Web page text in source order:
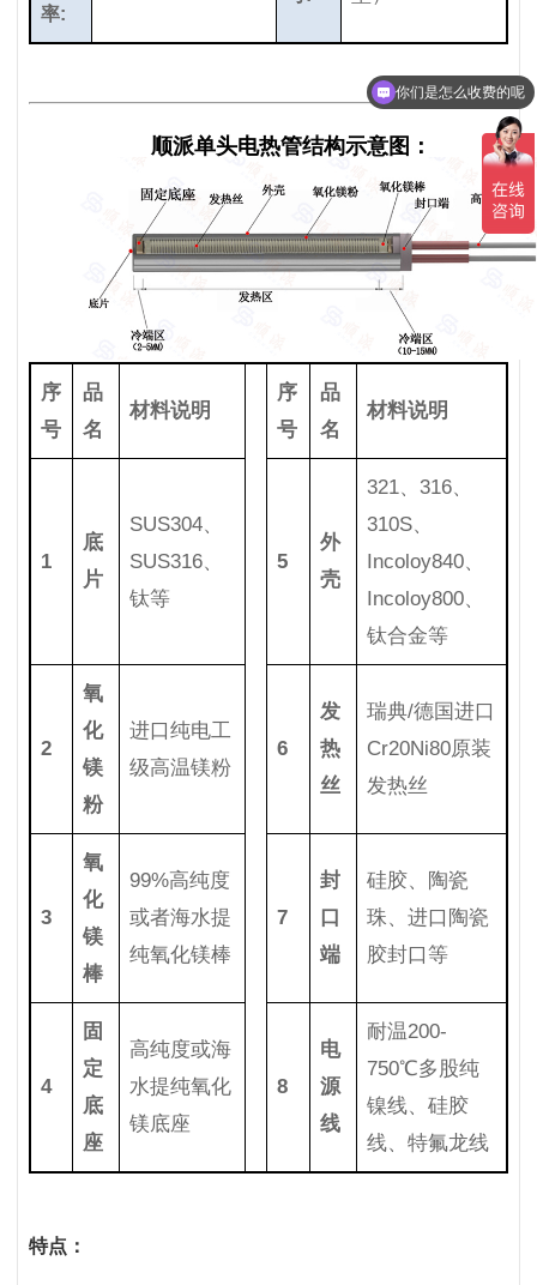
率:
顺派单头电热管结构示意图：
序
号
品
名
材料说明
序
号
品
名
材料说明
1
底
片
SUS304、
SUS316、
钛等
5
外
壳
321、316、
310S、
Incoloy840、
Incoloy800、
钛合金等
2
氧
化
镁
粉
进口纯电工
级高温镁粉
6
发
热
丝
瑞典/德国进口
Cr20Ni80原装
发热丝
3
氧
化
镁
棒
99%高纯度
或者海水提
纯氧化镁棒
7
封
口
端
硅胶、陶瓷
珠、进口陶瓷
胶封口等
4
固
定
底
座
高纯度或海
水提纯氧化
镁底座
8
电
源
线
耐温200-
750℃多股纯
镍线、硅胶
线、特氟龙线
特点：
你们是怎么收费的呢